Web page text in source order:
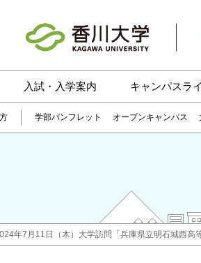
入試・入学案内 キャンパスラ
学部パンフレット オープンキャンパス
年7月11日（木）大学訪問「兵庫県立明石城西高